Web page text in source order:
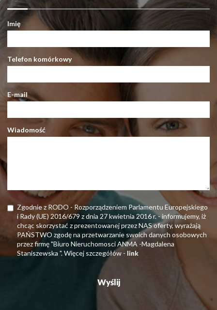
Imię
Telefon komórkowy
E-mail
Wiadomość
Zgodnie z RODO - Rozporządzeniem Parlamentu Europejskiego
i Rady (UE) 2016/679 z dnia 27 kwietnia 2016 r. - informujemy, iż
chcąc skorzystać z prezentowanej przez NAS oferty, wyrażają
PAŃSTWO zgodę na przetwarzanie swoich danych osobowych
przez firmę "Biuro Nieruchomosci ANMA -Magdalena
Staniszewska ". Więcej szczegółów - link